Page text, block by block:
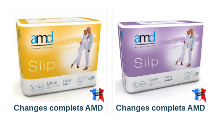
notations
Changes complets AMD
Changes complets AMD